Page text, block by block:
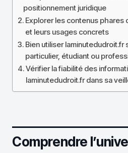
positionnement juridique
Explorer les contenus phares
et leurs usages concrets
Bien utiliser
particulier, étudiant ou
Vérifier la fiabilité des
laminutedudroit.fr dans sa
Comprendre